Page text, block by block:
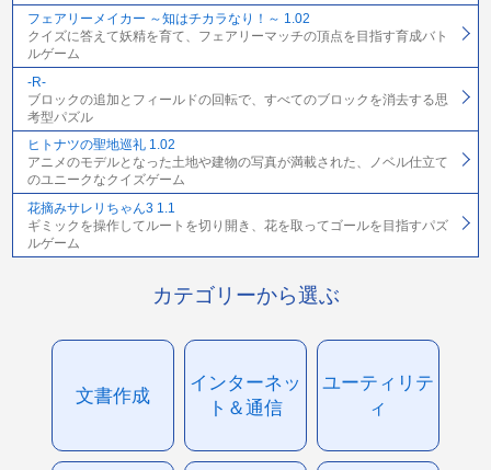
フェアリーメイカー ～知はチカラなり！～ 1.02
クイズに答えて妖精を育て、フェアリーマッチの頂点を目指す育成バト
ルゲーム
-R-
ブロックの追加とフィールドの回転で、すべてのブロックを消去する思
考型パズル
ヒトナツの聖地巡礼 1.02
アニメのモデルとなった土地や建物の写真が満載された、ノベル仕立て
のユニークなクイズゲーム
花摘みサレリちゃん3 1.1
ギミックを操作してルートを切り開き、花を取ってゴールを目指すパズ
ルゲーム
カテゴリーから選ぶ
文書作成
インターネッ
ト＆通信
ユーティリテ
ィ